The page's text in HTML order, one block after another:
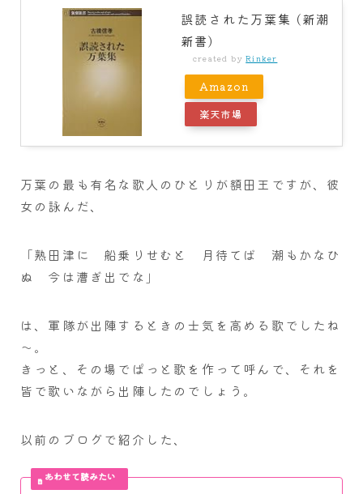
誤読された万葉集 (新潮
新書)
created byRinker
Amazon
楽天市場
万葉の最も有名な歌人のひとりが額田王ですが、彼
女の詠んだ、
「熟田津に 船乗りせむと 月待てば 潮もかなひ
ぬ 今は漕ぎ出でな」
は、軍隊が出陣するときの士気を高める歌でしたね
～。
きっと、その場でぱっと歌を作って呼んで、それを
皆で歌いながら出陣したのでしょう。
以前のブログで紹介した、